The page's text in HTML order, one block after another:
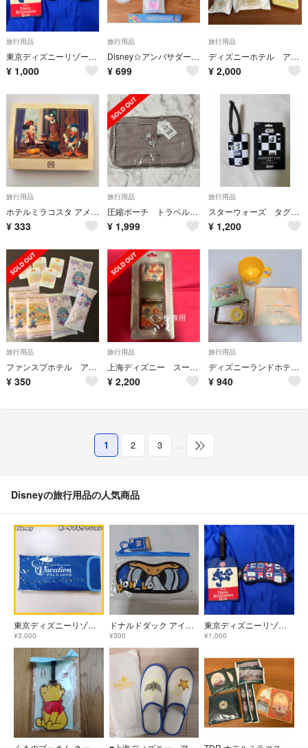
旅行用品
東京ディズニーリゾート トラベルアクセサリーズギア アイマスク
¥ 1,000
旅行用品
Disney☆アンバサダーホテルアメニティセット
¥ 699
旅行用品
ディズニーホテル アメニティ セット
¥ 2,000
旅行用品
ホテルミラコスタ アメニティ
¥ 333
旅行用品
圧縮ポーチ トラベルポーチ プーさん
¥ 1,999
旅行用品
スターウォーズ タグ&パスポートケース 白黒
¥ 1,200
旅行用品
ファンスプホテル アメニティ
¥ 350
旅行用品
上海ディズニー スーツケースベルト
¥ 2,200
旅行用品
ディズニーランドホテル アメニティ3点セット
¥ 940
1 2 3 …
Disneyの旅行用品の人気商品
東京ディズニーリゾート バケーションパッケージ ポータブルクッション
¥3,000
ドナルドダック アイマスク＆ケース 未開封保管品
¥300
東京ディズニーリゾート トラベルアクセサリーズギア アイマスク
¥1,000